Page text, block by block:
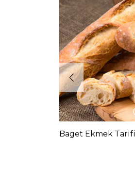
Baget Ekmek Tarifi